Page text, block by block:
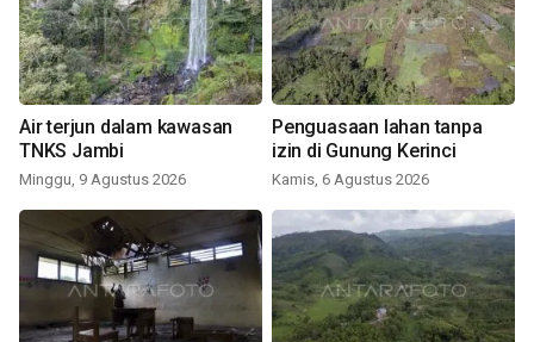
Air terjun dalam kawasan
TNKS Jambi
Minggu, 9 Agustus 2026
Penguasaan lahan tanpa
izin di Gunung Kerinci
Kamis, 6 Agustus 2026